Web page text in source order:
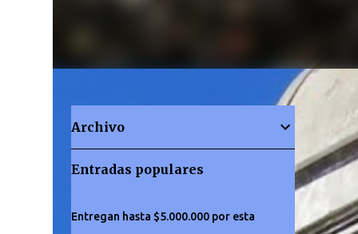
Archivo
Entradas populares
Entregan hasta $5.000.000 por esta